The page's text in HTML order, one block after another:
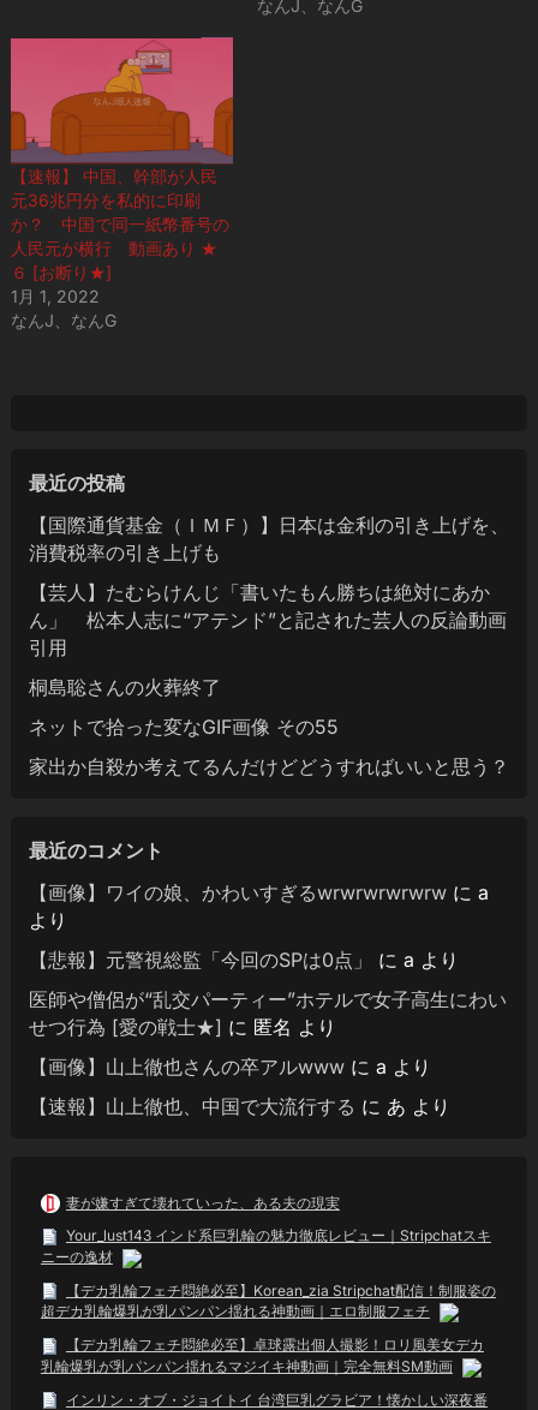
なんJ、なんG
【速報】 中国、幹部が人民
元36兆円分を私的に印刷
か？ 中国で同一紙幣番号の
人民元が横行 動画あり ★
６ [お断り★]
1月 1, 2022
なんJ、なんG
最近の投稿
【国際通貨基金（ＩＭＦ）】日本は金利の引き上げを、
消費税率の引き上げも
【芸人】たむらけんじ「書いたもん勝ちは絶対にあか
ん」 松本人志に“アテンド”と記された芸人の反論動画
引用
桐島聡さんの火葬終了
ネットで拾った変なGIF画像 その55
家出か自殺か考えてるんだけどどうすればいいと思う？
最近のコメント
【画像】ワイの娘、かわいすぎるwrwrwrwrwrwに a
より
【悲報】元警視総監「今回のSPは0点」
に a より
医師や僧侶が“乱交パーティー”ホテルで女子高生にわい
せつ行為 [愛の戦士★] に 匿名 より
【画像】山上徹也さんの卒アルwwwに a より
【速報】山上徹也、中国で大流行する に あ より
妻が嫌すぎて壊れていった、ある夫の現実
Your_lust143 インド系巨乳輪の魅力徹底レビュー｜Stripchatスキ
ニーの逸材
【デカ乳輪フェチ悶絶必至】Korean_zia Stripchat配信！制服姿の
超デカ乳輪爆乳が乳パンパン揺れる神動画｜エロ制服フェチ
【デカ乳輪フェチ悶絶必至】卓球露出個人撮影！ロリ風美女デカ
乳輪爆乳が乳パンパン揺れるマジイキ神動画｜完全無料SM動画
インリン・オブ・ジョイトイ 台湾巨乳グラビア！懐かしい深夜番